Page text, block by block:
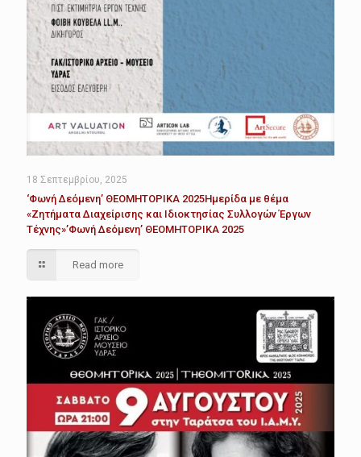
18 Σεπτεμβρίου, 2025
‘Φωνή Δεόμενη’ ΘΕΟΜΗΤΟΡΙΚΑ 2025Ημερίδα με θέμα
«Ζητήματα Διαχείρισης και Ιδιοκτησίας Συλλογών Έργων
Τέχνης»’Φωνή Δεόμενη’ ΘΕΟΜΗΤΟΡΙΚΑ 2025
Read more